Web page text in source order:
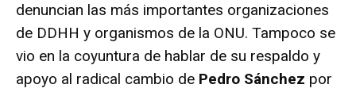
denuncian las más importantes organizaciones
de DDHH y organismos de la ONU. Tampoco se
vio en la coyuntura de hablar de su respaldo y
apoyo al radical cambio de Pedro Sánchez por